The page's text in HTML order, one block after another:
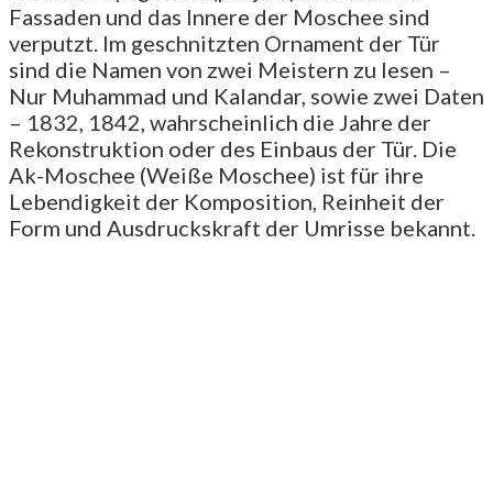
Fassaden und das Innere der Moschee sind
verputzt. Im geschnitzten Ornament der Tür
sind die Namen von zwei Meistern zu lesen –
Nur Muhammad und Kalandar, sowie zwei Daten
– 1832, 1842, wahrscheinlich die Jahre der
Rekonstruktion oder des Einbaus der Tür. Die
Ak-Moschee (Weiße Moschee) ist für ihre
Lebendigkeit der Komposition, Reinheit der
Form und Ausdruckskraft der Umrisse bekannt.